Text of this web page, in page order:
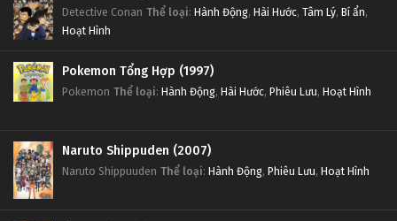
Detective Conan Thể loại: Hành Động, Hài Hước, Tâm Lý, Bí ẩn,
Hoạt Hình
Pokemon Tổng Hợp (1997)
Pokemon Thể loại: Hành Động, Hài Hước, Phiêu Lưu, Hoạt Hình
Naruto Shippuden (2007)
Naruto Shippuuden Thể loại: Hành Động, Phiêu Lưu, Hoạt Hình